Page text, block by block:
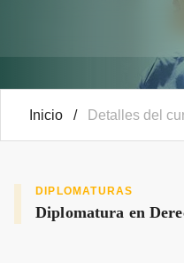
Inicio / Detalles del
DIPLOMATURAS
Diplomatura en